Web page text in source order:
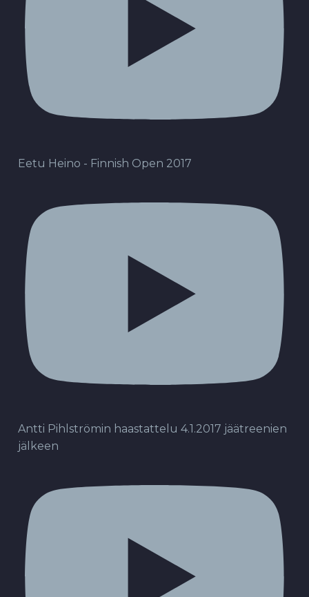
Eetu Heino - Finnish Open 2017
Antti Pihlströmin haastattelu 4.1.2017 jäätreenien
jälkeen